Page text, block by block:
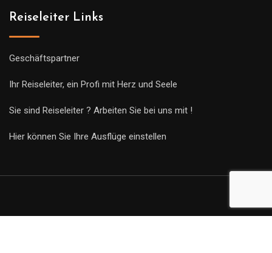
Reiseleiter Links
Geschäftspartner
Ihr Reiseleiter, ein Profi mit Herz und Seele
Sie sind Reiseleiter ? Arbeiten Sie bei uns mit !
Hier können Sie Ihre Ausflüge einstellen